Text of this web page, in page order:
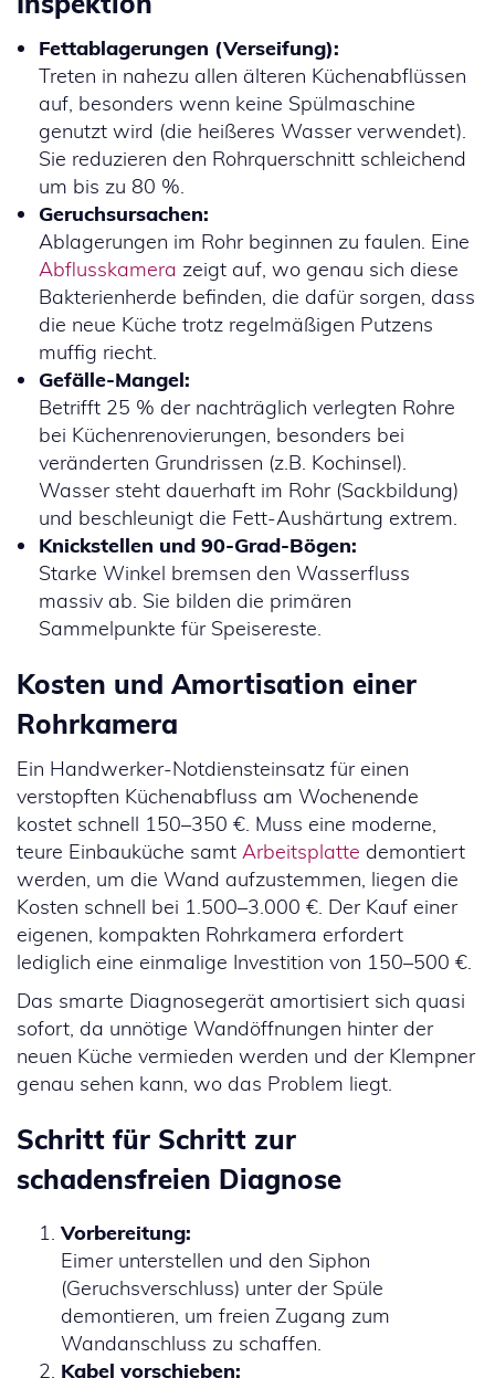
Fettablagerungen (Verseifung):
Treten in nahezu allen älteren Küchenabflüssen
auf, besonders wenn keine Spülmaschine
genutzt wird (die heißeres Wasser verwendet).
Sie reduzieren den Rohrquerschnitt schleichend
um bis zu 80 %.
Geruchsursachen:
Ablagerungen im Rohr beginnen zu faulen. Eine
Abflusskamera zeigt auf, wo genau sich diese
Bakterienherde befinden, die dafür sorgen, dass
die neue Küche trotz regelmäßigen Putzens
muffig riecht.
Gefälle-Mangel:
Betrifft 25 % der nachträglich verlegten Rohre
bei Küchenrenovierungen, besonders bei
veränderten Grundrissen (z.B. Kochinsel).
Wasser steht dauerhaft im Rohr (Sackbildung)
und beschleunigt die Fett-Aushärtung extrem.
Knickstellen und 90-Grad-Bögen:
Starke Winkel bremsen den Wasserfluss
massiv ab. Sie bilden die primären
Sammelpunkte für Speisereste.
Kosten und Amortisation einer
Rohrkamera
Ein Handwerker-Notdiensteinsatz für einen
verstopften Küchenabfluss am Wochenende
kostet schnell 150–350 €. Muss eine moderne,
teure Einbauküche samt Arbeitsplatte demontiert
werden, um die Wand aufzustemmen, liegen die
Kosten schnell bei 1.500–3.000 €. Der Kauf einer
eigenen, kompakten Rohrkamera erfordert
lediglich eine einmalige Investition von 150–500 €.
Das smarte Diagnosegerät amortisiert sich quasi
sofort, da unnötige Wandöffnungen hinter der
neuen Küche vermieden werden und der Klempner
genau sehen kann, wo das Problem liegt.
Schritt für Schritt zur
schadensfreien Diagnose
Vorbereitung:
Eimer unterstellen und den Siphon
(Geruchsverschluss) unter der Spüle
demontieren, um freien Zugang zum
Wandanschluss zu schaffen.
Kabel vorschieben: